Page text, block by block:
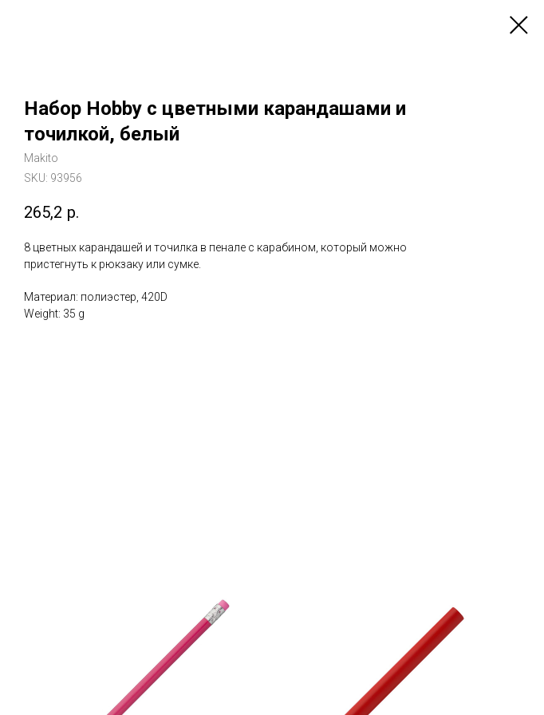
Набор Hobby с цветными карандашами и
точилкой, белый
Makito
SKU: 93956
265,2 р.
8 цветных карандашей и точилка в пенале с карабином, который можно
пристегнуть к рюкзаку или сумке.
Материал: полиэстер, 420D
Weight: 35 g